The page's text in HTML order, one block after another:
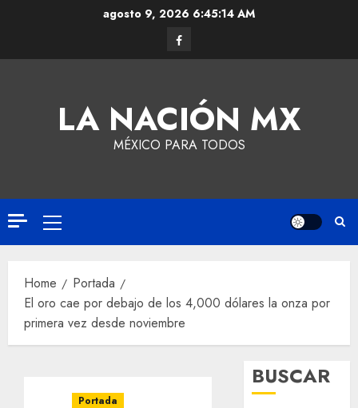
agosto 9, 2026 6:45:15 AM
LA NACIÓN MX
MÉXICO PARA TODOS
Home
Portada
El oro cae por debajo de los 4,000 dólares la onza por
primera vez desde noviembre
Portada
BUSCAR